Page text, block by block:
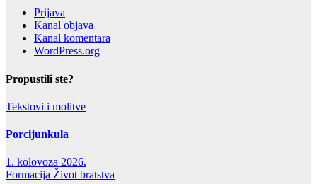
Prijava
Kanal objava
Kanal komentara
WordPress.org
Propustili ste?
Tekstovi i molitve
Porcijunkula
1. kolovoza 2026.
Formacija Život bratstva